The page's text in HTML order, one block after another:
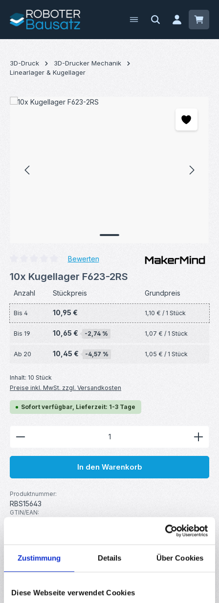
Zustimmung Details Über Cookies
Diese Webseite verwendet Cookies
Zum Hauptinhalt springen
3D-Druck
3D-Drucker Mechanik
Linearlager & Kugellager
Bildergalerie überspringen
Bewerten
10x Kugellager F623-2RS
Anzahl Stückpreis Grundpreis
Bis 4 10,95 € 1,10 € / 1 Stück
Bis 19 10,65 € -2,74 % 1,07 € / 1 Stück
Ab 20 10,45 € -4,57 % 1,05 € / 1 Stück
Inhalt: 10 Stück
Preise inkl. MwSt. zzgl. Versandkosten
Sofort verfügbar, Lieferzeit: 1-3 Tage
Produkt Anzahl: Gib den gewünschten Wert ein
In den Warenkorb
Produktnummer:
RBS15643
GTIN/EAN:
Beschreibung
10 Vielseitig Einsetzbare F623-2RS Kugellager mit Flansch